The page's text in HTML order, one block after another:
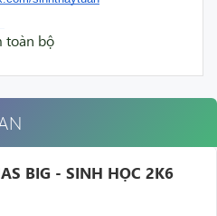
toàn bộ
BIG - SINH HỌC 2K6